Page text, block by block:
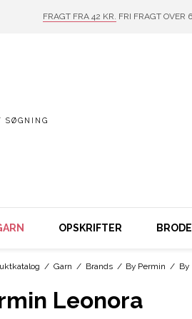
FRAGT FRA 42 KR. FRI FRAGT OVER
OPSKRIFTER
/ Garn / Brands / By Permin / By
Leonora